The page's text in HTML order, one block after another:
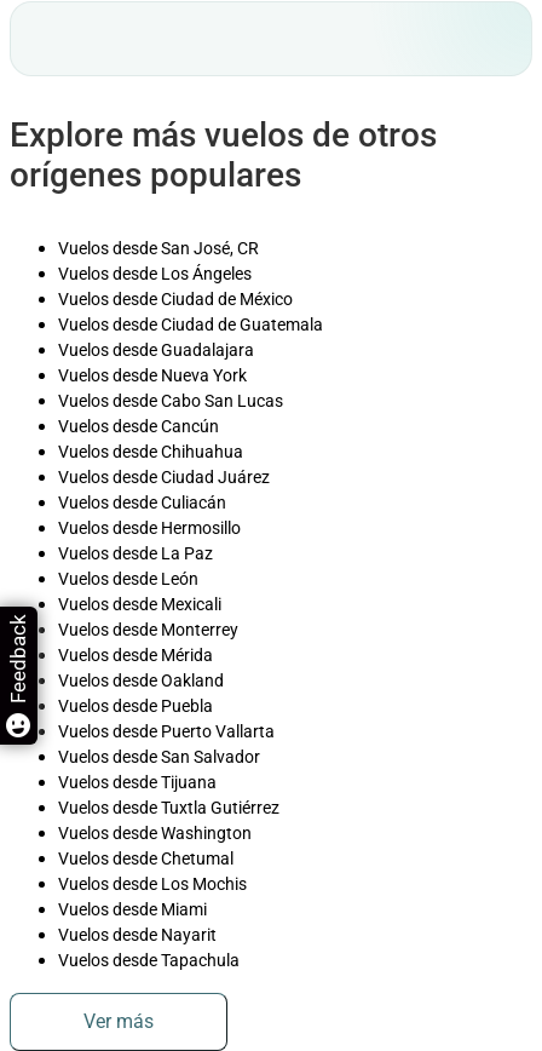
Explore más vuelos de otros
orígenes populares
Vuelos desde San José, CR
Vuelos desde Los Ángeles
Vuelos desde Ciudad de México
Vuelos desde Ciudad de Guatemala
Vuelos desde Guadalajara
Vuelos desde Nueva York
Vuelos desde Cabo San Lucas
Vuelos desde Cancún
Vuelos desde Chihuahua
Vuelos desde Ciudad Juárez
Vuelos desde Culiacán
Vuelos desde Hermosillo
Vuelos desde La Paz
Vuelos desde León
Vuelos desde Mexicali
Vuelos desde Monterrey
Vuelos desde Mérida
Vuelos desde Oakland
Vuelos desde Puebla
Vuelos desde Puerto Vallarta
Vuelos desde San Salvador
Vuelos desde Tijuana
Vuelos desde Tuxtla Gutiérrez
Vuelos desde Washington
Vuelos desde Chetumal
Vuelos desde Los Mochis
Vuelos desde Miami
Vuelos desde Nayarit
Vuelos desde Tapachula
Ver más
Feedback